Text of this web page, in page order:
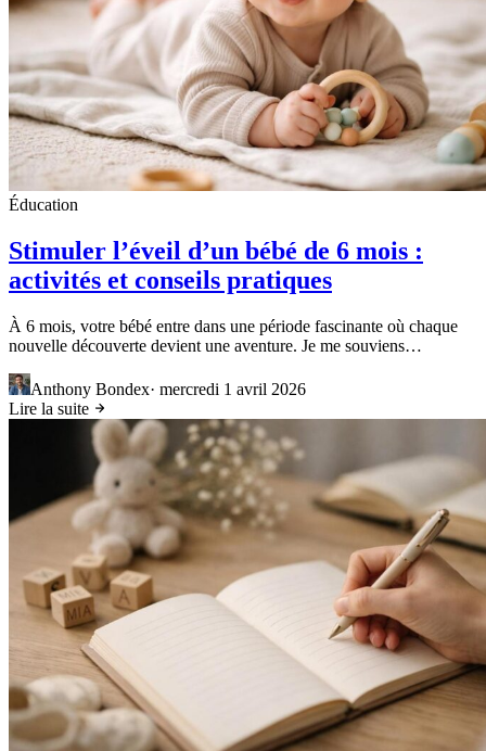
Éducation
Stimuler l’éveil d’un bébé de 6 mois :
activités et conseils pratiques
À 6 mois, votre bébé entre dans une période fascinante où chaque
nouvelle découverte devient une aventure. Je me souviens…
Anthony Bondex· mercredi 1 avril 2026
Lire la suite